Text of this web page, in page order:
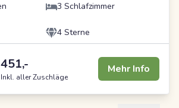
3 Schlafzimmer
4 Sterne
451,-
Inkl. aller Zuschläge
Mehr Info